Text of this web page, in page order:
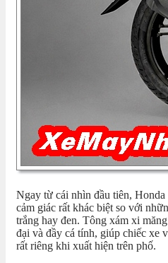
Ngay từ cái nhìn đầu tiên,
cảm giác rất khác biệt so với
trắng hay đen. Tông xám xi
đại và đầy cá tính, giúp chiếc xe
rất riêng khi xuất hiện trên phố.